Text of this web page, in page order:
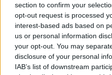
section to confirm your
opt-out request is processed
interest-based ads based on
us or personal information
your opt-out. You may
disclosure of your personal
IAB’s list of downstream
Máte vysokú spotrebu vody a málo úspor
29. januára 2025
f
o
r
: